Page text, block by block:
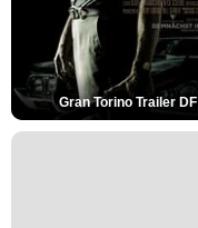
Gran Torino Trailer DF